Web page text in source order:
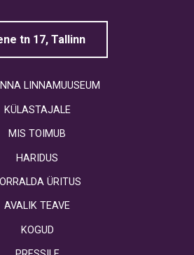
tn 17, Tallinn
LINNAMUUSEUM
KÜLASTAJALE
MIS TOIMUB
HARIDUS
ÜRITUS
AVALIK TEAVE
KOGUD